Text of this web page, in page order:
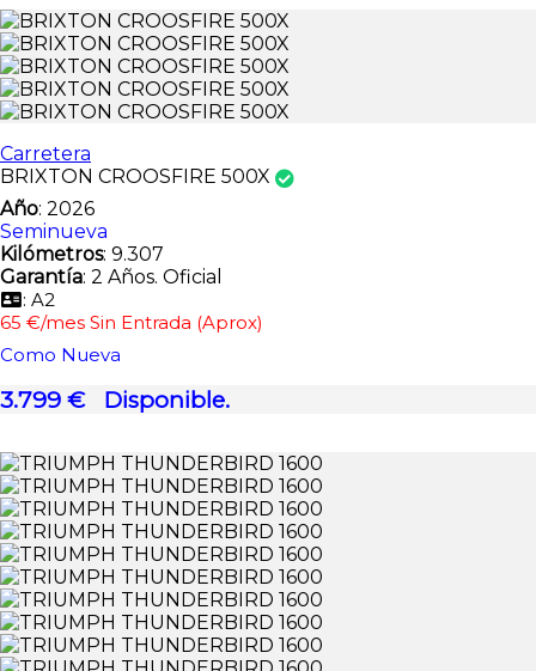
Carretera
BRIXTON CROOSFIRE 500X
Año: 2026
Seminueva
Kilómetros: 9.307
Garantía: 2 Años. Oficial
: A2
65 €/mes Sin Entrada (Aprox)
Como Nueva
3.799 € Disponible.